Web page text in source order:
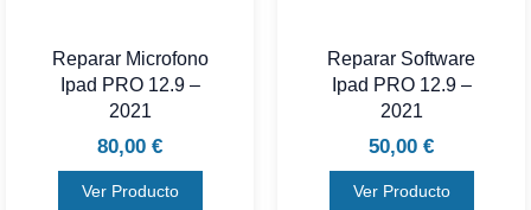
Reparar Microfono
Ipad PRO 12.9 –
2021
80,00 €
Ver Producto
Reparar Software
Ipad PRO 12.9 –
2021
50,00 €
Ver Producto